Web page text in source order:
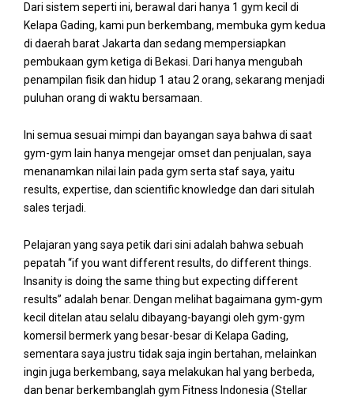
Dari sistem seperti ini, berawal dari hanya 1 gym kecil di
Kelapa Gading, kami pun berkembang, membuka gym kedua
di daerah barat Jakarta dan sedang mempersiapkan
pembukaan gym ketiga di Bekasi. Dari hanya mengubah
penampilan fisik dan hidup 1 atau 2 orang, sekarang menjadi
puluhan orang di waktu bersamaan.
Ini semua sesuai mimpi dan bayangan saya bahwa di saat
gym-gym lain hanya mengejar omset dan penjualan, saya
menanamkan nilai lain pada gym serta staf saya, yaitu
results, expertise, dan scientific knowledge dan dari situlah
sales terjadi.
Pelajaran yang saya petik dari sini adalah bahwa sebuah
pepatah “if you want different results, do different things.
Insanity is doing the same thing but expecting different
results” adalah benar. Dengan melihat bagaimana gym-gym
kecil ditelan atau selalu dibayang-bayangi oleh gym-gym
komersil bermerk yang besar-besar di Kelapa Gading,
sementara saya justru tidak saja ingin bertahan, melainkan
ingin juga berkembang, saya melakukan hal yang berbeda,
dan benar berkembanglah gym Fitness Indonesia (Stellar